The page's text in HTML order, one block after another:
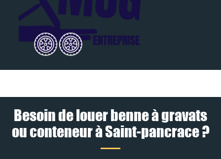
Besoin de louer benne à gravats
ou conteneur à Saint-pancrace ?